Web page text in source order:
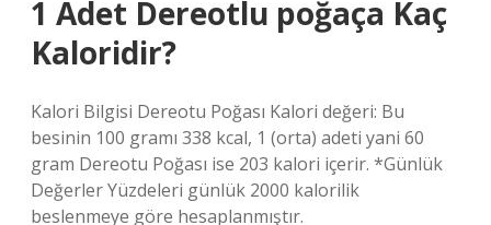
1 Adet Dereotlu poğaça Kaç
Kaloridir?
Kalori Bilgisi Dereotu Poğası Kalori değeri: Bu
besinin 100 gramı 338 kcal, 1 (orta) adeti yani 60
gram Dereotu Poğası ise 203 kalori içerir. *Günlük
Değerler Yüzdeleri günlük 2000 kalorilik
beslenmeye göre hesaplanmıştır.